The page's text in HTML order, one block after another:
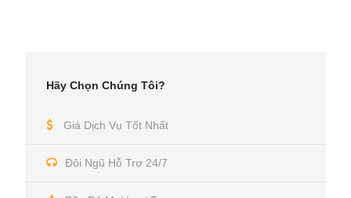
Hãy Chọn Chúng Tôi?
Giá Dịch Vụ Tốt Nhất
Đội Ngũ Hỗ Trợ 24/7